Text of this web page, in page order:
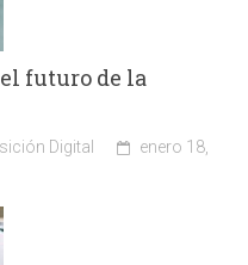
futuro de la
Digital
enero 18,